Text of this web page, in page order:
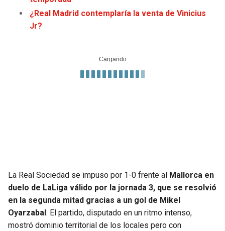
JAGUARS
RAMS
49ERS
WIZARDS
ROCKETS
GRIZZLIES
¿Real Madrid contemplaría la venta de Vinicius
Jr?
La Real Sociedad se impuso por 1-0 frente al Mallorca en
duelo de LaLiga válido por la jornada 3, que se resolvió
en la segunda mitad gracias a un gol de Mikel
Oyarzabal . El partido, disputado en un ritmo intenso,
mostró dominio territorial de los locales pero con